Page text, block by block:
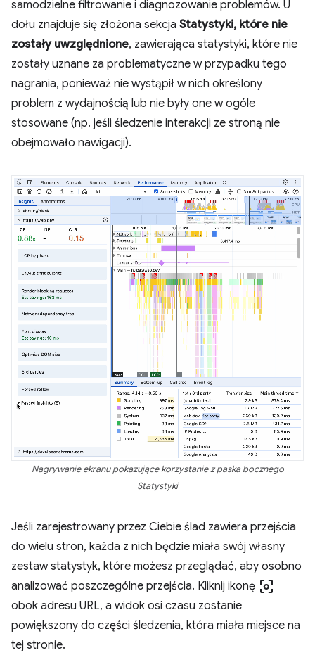
samodzielne filtrowanie i diagnozowanie problemów. U
dołu znajduje się złożona sekcja Statystyki, które nie
zostały uwzględnione, zawierająca statystyki, które nie
zostały uznane za problematyczne w przypadku tego
nagrania, ponieważ nie wystąpił w nich określony
problem z wydajnością lub nie były one w ogóle
stosowane (np. jeśli śledzenie interakcji ze stroną nie
obejmowało nawigacji).
Nagrywanie ekranu pokazujące korzystanie z paska bocznego
Statystyki
Jeśli zarejestrowany przez Ciebie ślad zawiera przejścia
do wielu stron, każda z nich będzie miała swój własny
zestaw statystyk, które możesz przeglądać, aby osobno
analizować poszczególne przejścia. Kliknij ikonę center_focus_weak
obok adresu URL, a widok osi czasu zostanie
powiększony do części śledzenia, która miała miejsce na
tej stronie.